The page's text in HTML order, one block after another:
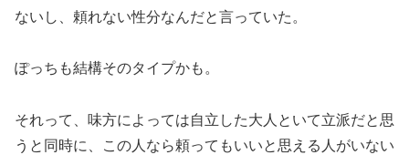
ないし、頼れない性分なんだと言っていた。
ぽっちも結構そのタイプかも。
それって、味方によっては自立した大人といて立派だと思
うと同時に、この人なら頼ってもいいと思える人がいない